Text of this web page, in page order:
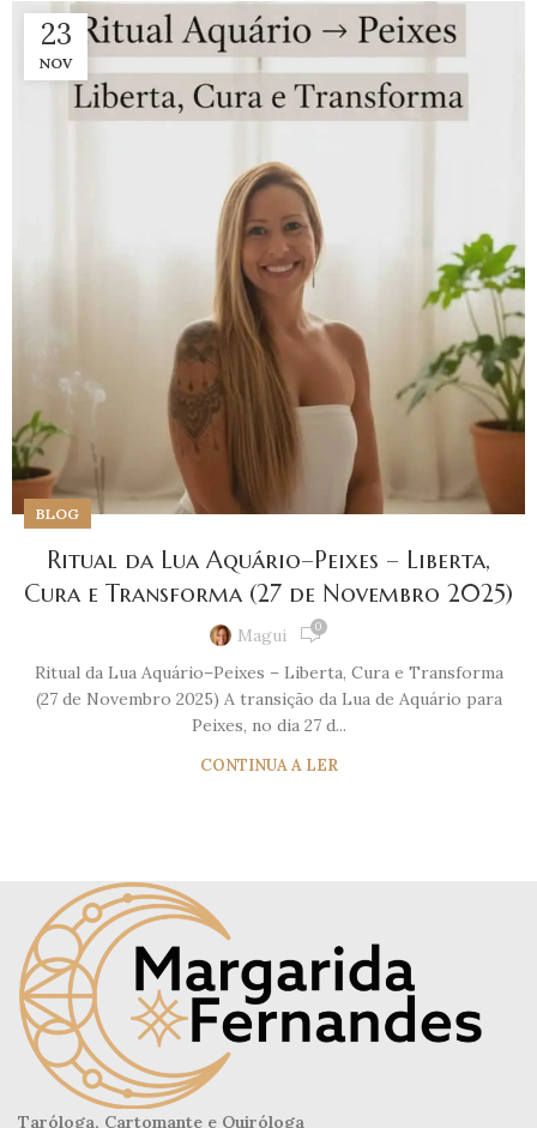
23
NOV
BLOG
Ritual da Lua Aquário–Peixes – Liberta,
Cura e Transforma (27 de Novembro 2025)
Magui 0
Ritual da Lua Aquário–Peixes – Liberta, Cura e Transforma
(27 de Novembro 2025) A transição da Lua de Aquário para
Peixes, no dia 27 d...
CONTINUA A LER
Taróloga, Cartomante e Quiróloga